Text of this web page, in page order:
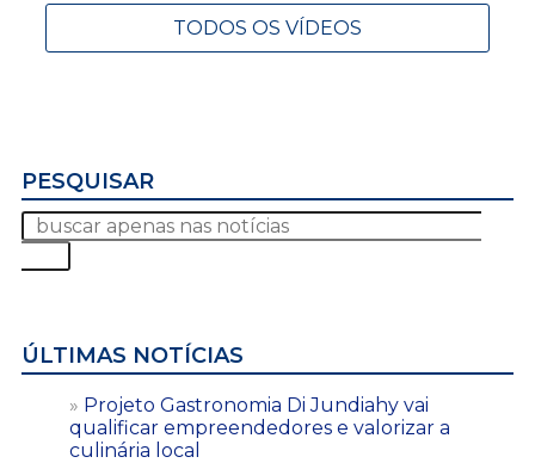
TODOS OS VÍDEOS
PESQUISAR
ÚLTIMAS NOTÍCIAS
Projeto Gastronomia Di Jundiahy vai
qualificar empreendedores e valorizar a
culinária local